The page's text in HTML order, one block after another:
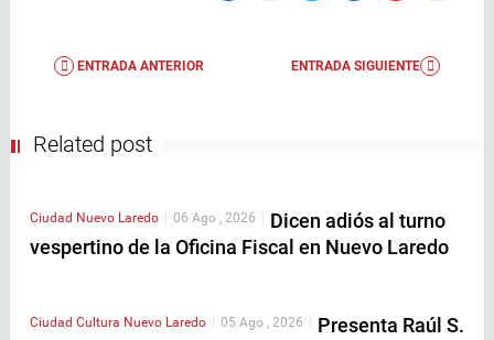
ENTRADA ANTERIOR ENTRADA SIGUIENTE
Related post
Ciudad Nuevo Laredo 06 Ago , 2026
Dicen adiós al turno
vespertino de la Oficina Fiscal en Nuevo Laredo
Ciudad Cultura Nuevo Laredo | 05 Ago , 2026 | Presenta Raúl S.